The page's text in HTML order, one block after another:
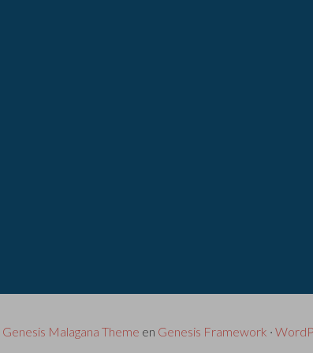
Genesis Malagana Theme en Genesis Framework ·